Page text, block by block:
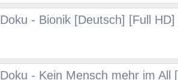
Doku - Bionik [Deutsch] [Full
Doku - Kein Mensch mehr im All